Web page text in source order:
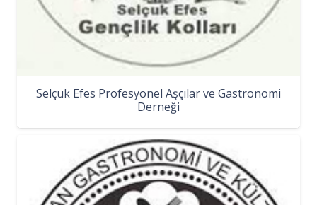
Selçuk Efes Profesyonel Aşçılar ve Gastronomi
Derneği